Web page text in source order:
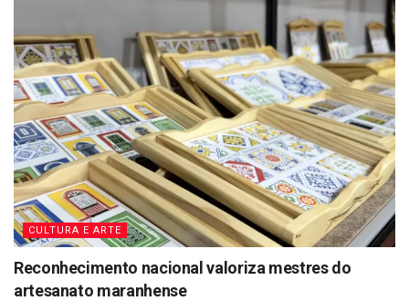
CULTURA E ARTE
Reconhecimento nacional valoriza mestres do
artesanato maranhense